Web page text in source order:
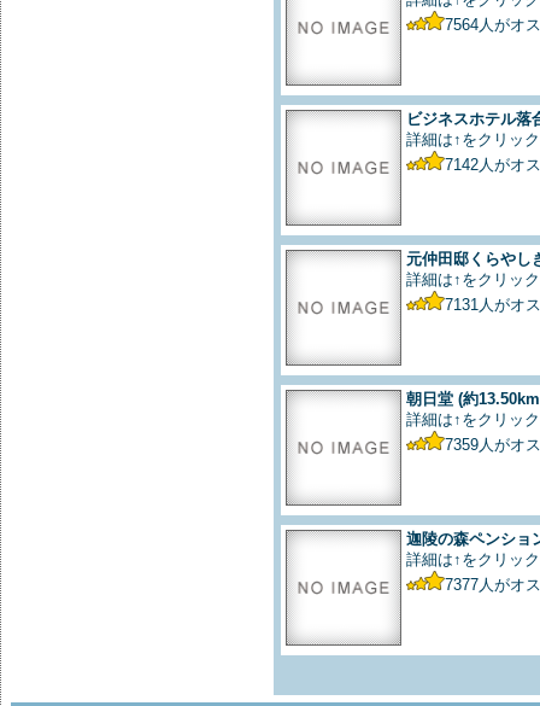
7564 人がオ
ビジネスホテル落
詳細は↑をクリック
7142 人がオ
元仲田邸くらやし
詳細は↑をクリック
7131 人がオ
朝日堂 (約
詳細は↑をクリック
7359 人がオ
迦陵の森ペンショ
詳細は↑をクリック
7377 人がオ